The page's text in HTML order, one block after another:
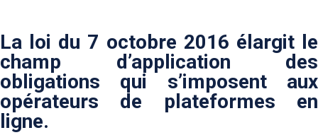
La loi du 7 octobre 2016 élargit le
champ d’application des
obligations qui s’imposent aux
opérateurs de plateformes en
ligne.